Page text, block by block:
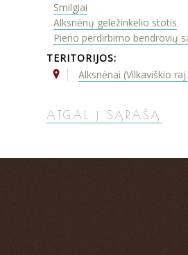
Smilgiai
Alksnėnų geležinkelio stotis
Pieno perdirbimo bendrovių
TERITORIJOS:
Alksnėnai (Vilkaviškio
ATGAL Į SĄRAŠĄ